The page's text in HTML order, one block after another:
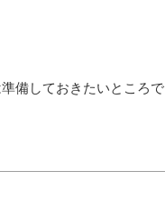
備しておきたいところで